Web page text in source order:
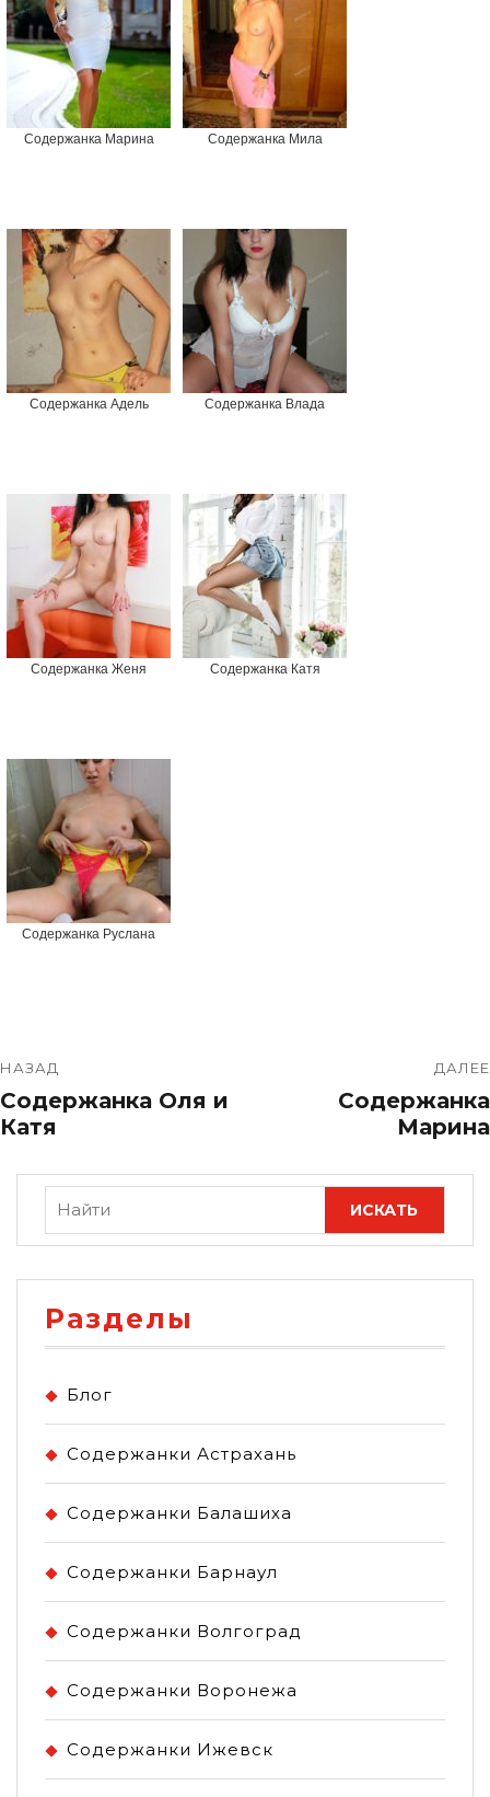
Содержанка Марина Содержанка Мила
Содержанка Адель Содержанка Влада
Содержанка Женя Содержанка Катя
Содержанка Руслана
НАЗАД
Содержанка Оля и
Катя
ДАЛЕЕ
Содержанка
Марина
Разделы
Блог
Содержанки Астрахань
Содержанки Балашиха
Содержанки Барнаул
Содержанки Волгоград
Содержанки Воронежа
Содержанки Ижевск